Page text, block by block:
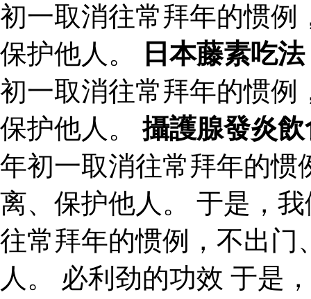
初一取消往常拜年的惯例
保护他人。
日本藤素吃法
初一取消往常拜年的惯例
保护他人。攝護腺發炎飲
年初一取消往常拜年的惯
离、保护他人。 于是，
往常拜年的惯例，不出门
人。 必利劲的功效 于是